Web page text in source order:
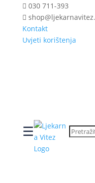
030 711-393
Kontakt
Uvjeti korištenja
☰